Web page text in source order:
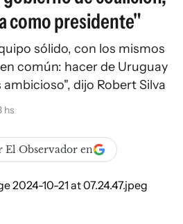
como presidente"
sólido, con los mismos
común: hacer de Uruguay
dijo Robert Silva
hs
El Observador en